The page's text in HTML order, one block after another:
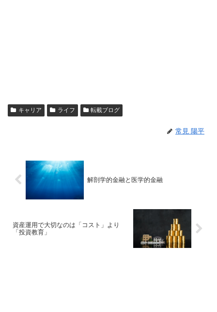
キャリア ライフ 転載ブログ
常見 陽平
解剖学的金融と医学的金融
資産運用で大切なのは「コスト」より
「投資教育」